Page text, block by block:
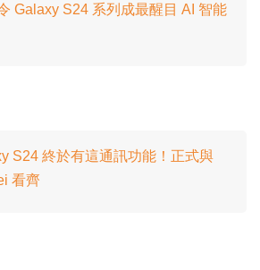
Galaxy S24 系列成最醒目 AI 智能
S24 終於有這通訊功能！正式與
看齊